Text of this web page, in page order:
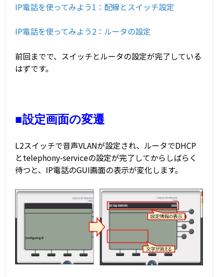
IP電話を使ってみよう1：配線とスイッチ設定
IP電話を使ってみよう2：ルータの設定
前回までで、スイッチとルータの設定が完了している
はずです。
■設定画面の変遷
L2スイッチで音声VLANが設定され、ルータでDHCP
とtelephony-serviceの設定が完了してからしばらく
待つと、IP電話のGUI画面の表示が変化します。